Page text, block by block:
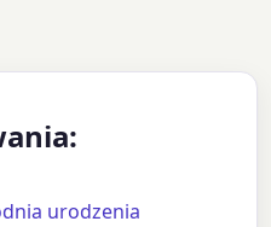
urodzenia